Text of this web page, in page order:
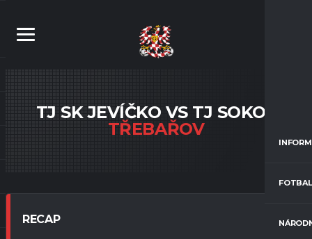
TJ SK JEVÍČKO VS TJ SOKOL
TŘEBAŘOV
RECAP